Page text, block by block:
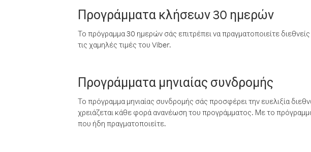
Προγράμματα κλήσεων 30 ημερών
Το πρόγραμμα 30 ημερών σάς επιτρέπει να πραγματοποιείτε
τις χαμηλές τιμές του Viber.
Προγράμματα μηνιαίας συνδρομής
Το πρόγραμμα μηνιαίας συνδρομής σάς προσφέρει την ευελιξία
χρειάζεται κάθε φορά ανανέωση του προγράμματος. Με το
που ήδη πραγματοποιείτε.